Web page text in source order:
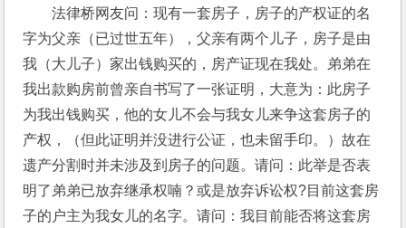
法律桥网友问：现有一套房子，房子的产权证的名
字为父亲（已过世五年），父亲有两个儿子，房子是由
我（大儿子）家出钱购买的，房产证现在我处。弟弟在
我出款购房前曾亲自书写了一张证明，大意为：此房子
为我出钱购买，他的女儿不会与我女儿来争这套房子的
产权，（但此证明并没进行公证，也未留手印。）故在
遗产分割时并未涉及到房子的问题。请问：此举是否表
明了弟弟已放弃继承权喃？或是放弃诉讼权?目前这套房
子的户主为我女儿的名字。请问：我目前能否将这套房